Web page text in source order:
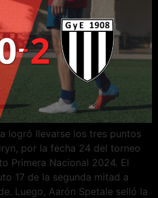
logró llevarse los tres puntos
por la fecha 24 del torneo
Primera Nacional 2024. El
17 de la segunda mitad a
Luego, Aarón Spetale selló la